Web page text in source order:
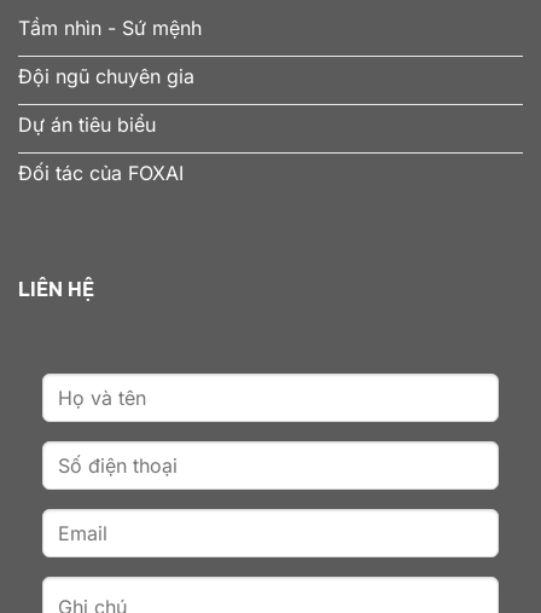
Tầm nhìn - Sứ mệnh
Đội ngũ chuyên gia
Dự án tiêu biểu
Đối tác của FOXAI
LIÊN HỆ